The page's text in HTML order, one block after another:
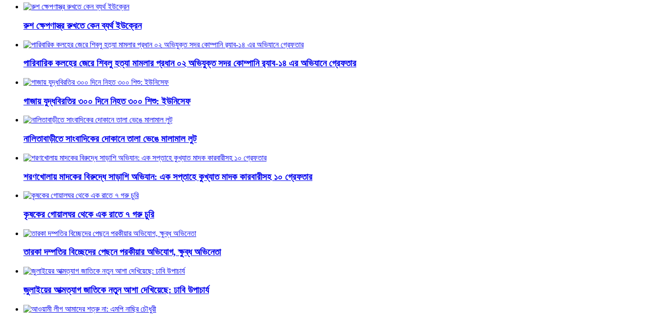
রুশ ক্ষেপণাস্ত্র রুখতে কেন ব্যর্থ ইউক্রেন
পারিবারিক কলহের জেরে শিবলু হত্যা মামলার প্রধান ০২ অভিযুক্ত সদর কোম্পানি র‌্যাব-১৪ এর অভিযানে গ্রেফতার
গাজায় যুদ্ধবিরতির ৩০০ দিনে নিহত ৩০০ শিশু: ইউনিসেফ
নালিতাবাড়ীতে সাংবাদিকের দোকানে তালা ভেঙে মালামাল লুট
শরণখোলায় মাদকের বিরুদ্ধে সাড়াশি অভিযান: এক সপ্তাহে কুখ্যাত মাদক কারবারীসহ ১০ গ্রেফতার
কৃষকের গোয়ালঘর থেকে এক রাতে ৭ গরু চুরি
তারকা দম্পতির বিচ্ছেদের পেছনে পরকীয়ার অভিযোগ, ক্ষুব্ধ অভিনেতা
জুলাইয়ের আত্মত্যাগ জাতিকে নতুন আশা দেখিয়েছে: ঢাবি উপাচার্য